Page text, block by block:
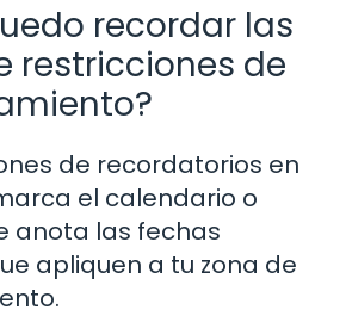
recordar las
restricciones de
de recordatorios en
el calendario o
anota las fechas
apliquen a tu zona de